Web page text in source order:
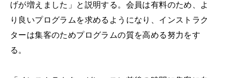
げが増えました」と説明する。会員は有料のため、よ
り良いプログラムを求めるようになり、インストラク
ターは集客のためプログラムの質を高める努力をす
る。